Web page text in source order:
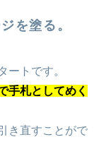
を塗る。
ートです。
手札としてめく
き直すことがで